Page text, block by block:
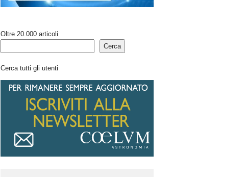
Oltre 20.000 articoli
Cerca
Cerca tutti gli utenti